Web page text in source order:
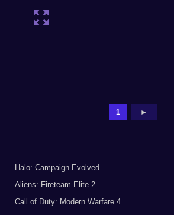
1 ►
Halo: Campaign Evolved
Aliens: Fireteam Elite 2
Call of Duty: Modern Warfare 4